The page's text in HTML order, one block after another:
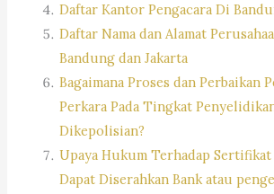
Daftar Kantor Pengacara Di
Daftar Nama dan Alamat
Bandung dan Jakarta
Bagaimana Proses dan Perbaikan
Perkara Pada Tingkat
Dikepolisian?
Upaya Hukum Terhadap
Dapat Diserahkan Bank atau